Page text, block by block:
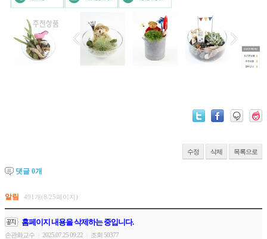
수정 삭제 목록으로
댓글 0개
알림 491개(8/25페이지)
홈페이지 내용을 삭제하는 중입니다.
손관화교수 2025.07.25 09:22 조회 50377